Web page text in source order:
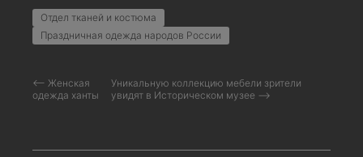
Отдел тканей и костюма
Праздничная одежда народов России
⟵ Женская
одежда ханты
Уникальную коллекцию мебели зрители
увидят в Историческом музее ⟶